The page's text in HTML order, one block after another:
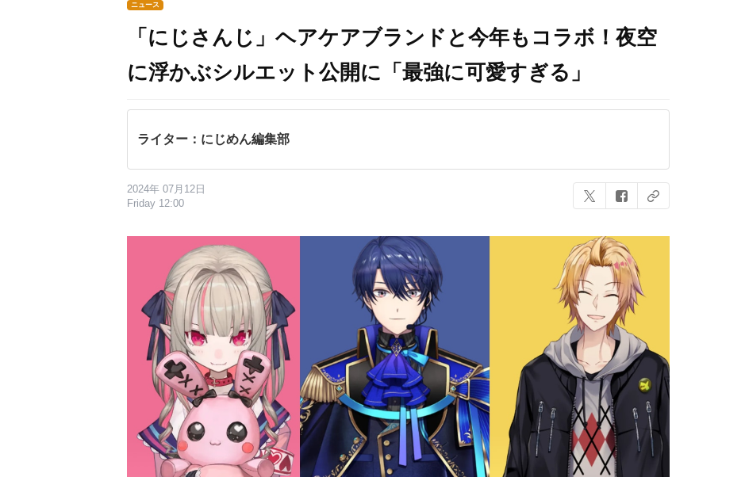
ニュース
「にじさんじ」ヘアケアブランドと今年もコラボ！夜空
に浮かぶシルエット公開に「最強に可愛すぎる」
ライター：にじめん編集部
2024年 07月12日
Friday 12:00